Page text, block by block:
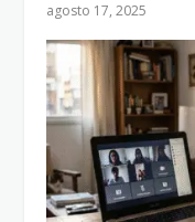
agosto 17, 2025